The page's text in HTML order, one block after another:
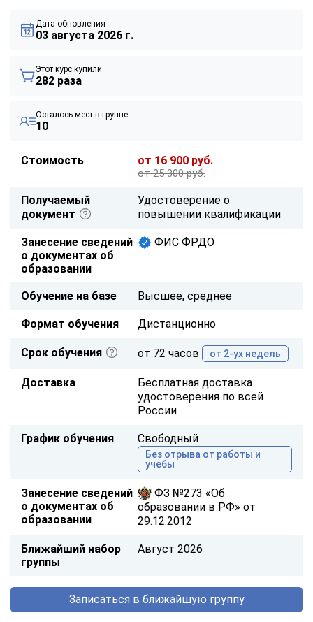
Дата обновления
03 августа 2026 г.
Этот курс купили
282 раза
Осталось мест в группе
10
Стоимость от 16 900 руб.
от 25 300 руб.
Получаемый
документ
Удостоверение о
повышении квалификации
Занесение сведений
о документах об
образовании
ФИС ФРДО
Обучение на базе Высшее, среднее
Формат обучения Дистанционно
Срок обучения от 72 часов от 2-ух недель
Доставка
Бесплатная доставка
удостоверения по всей
России
График обучения Свободный
Без отрыва от работы и
учебы
Занесение сведений
о документах об
образовании
ФЗ №273 «Об
образовании в РФ» от
29.12.2012
Ближайший набор
группы
Август 2026
Записаться в ближайшую группу